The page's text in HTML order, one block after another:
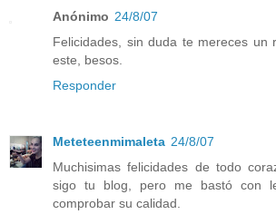
Anónimo 24/8/07
Felicidades, sin duda te mereces un
este, besos.
Responder
Meteteenmimaleta 24/8/07
Muchisimas felicidades de todo
sigo tu blog, pero me bastó con
comprobar su calidad.